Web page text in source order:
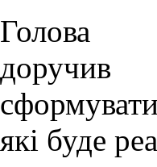
Голова
доручив
які буде